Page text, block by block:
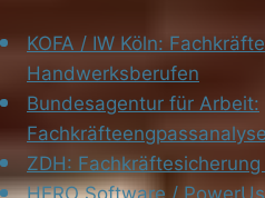
KOFA / IW Köln:
Handwerksberufen
Bundesagentur für Arbeit:
Fachkräfteengpassanalyse
ZDH:
HERO Software /